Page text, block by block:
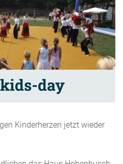
day
Kinderherzen jetzt wieder